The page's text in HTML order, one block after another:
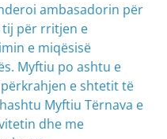
ambasadorin për
për rritjen e
e miqësisë
Myftiu po ashtu e
e shtetit të
Myftiu Tërnava e
dhe me